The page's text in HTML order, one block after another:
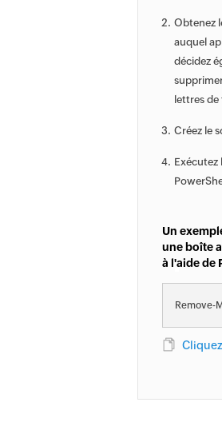
Obtenez
auquel
décidez
lettres
Créez le
Exécutez
Un
une boîte
à l'aide de
Remove-